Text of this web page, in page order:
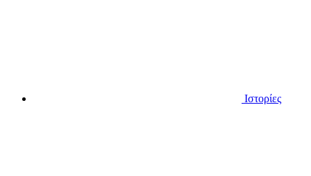
Ιστορίες